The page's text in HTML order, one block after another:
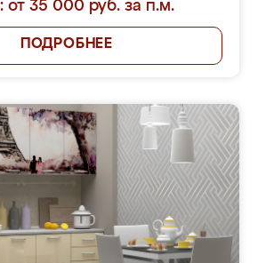
от 35 000 руб. за п.м.
ПОДРОБНЕЕ